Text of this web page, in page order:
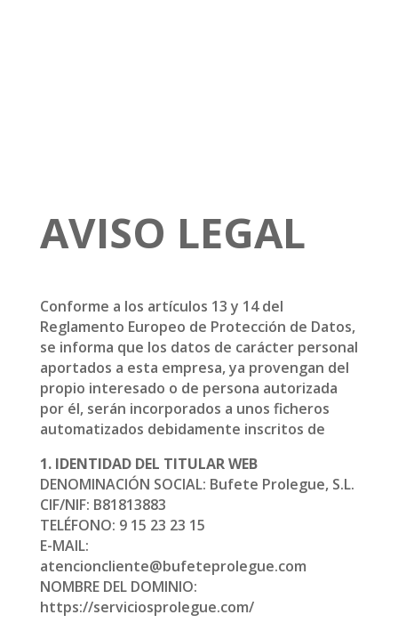
AVISO LEGAL
Conforme a los artículos 13 y 14 del
Reglamento Europeo de Protección de Datos,
se informa que los datos de carácter personal
aportados a esta empresa, ya provengan del
propio interesado o de persona autorizada
por él, serán incorporados a unos ficheros
automatizados debidamente inscritos de
1. IDENTIDAD DEL TITULAR WEB
DENOMINACIÓN SOCIAL: Bufete Prolegue, S.L.
CIF/NIF: B81813883
TELÉFONO: 9 15 23 23 15
E-MAIL:
atencioncliente@bufeteprolegue.com
NOMBRE DEL DOMINIO:
https://serviciosprolegue.com/